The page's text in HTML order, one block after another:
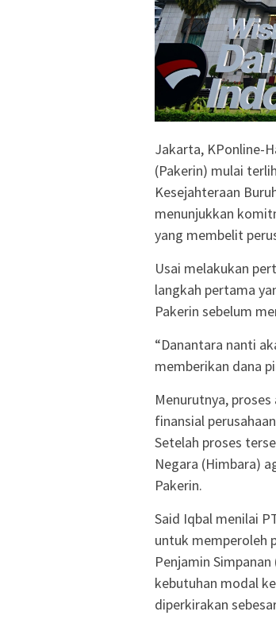
Jakarta, KPonline-
(Pakerin) mulai
Kesejahteraan
menunjukkan
yang membelit
Usai melakukan
langkah pertama
Pakerin sebelum
“Danantara nanti
memberikan dana
Menurutnya,
finansial
Setelah proses
Negara (Himbara)
Pakerin.
Said Iqbal menilai
untuk memperoleh
Penjamin
kebutuhan modal
diperkirakan